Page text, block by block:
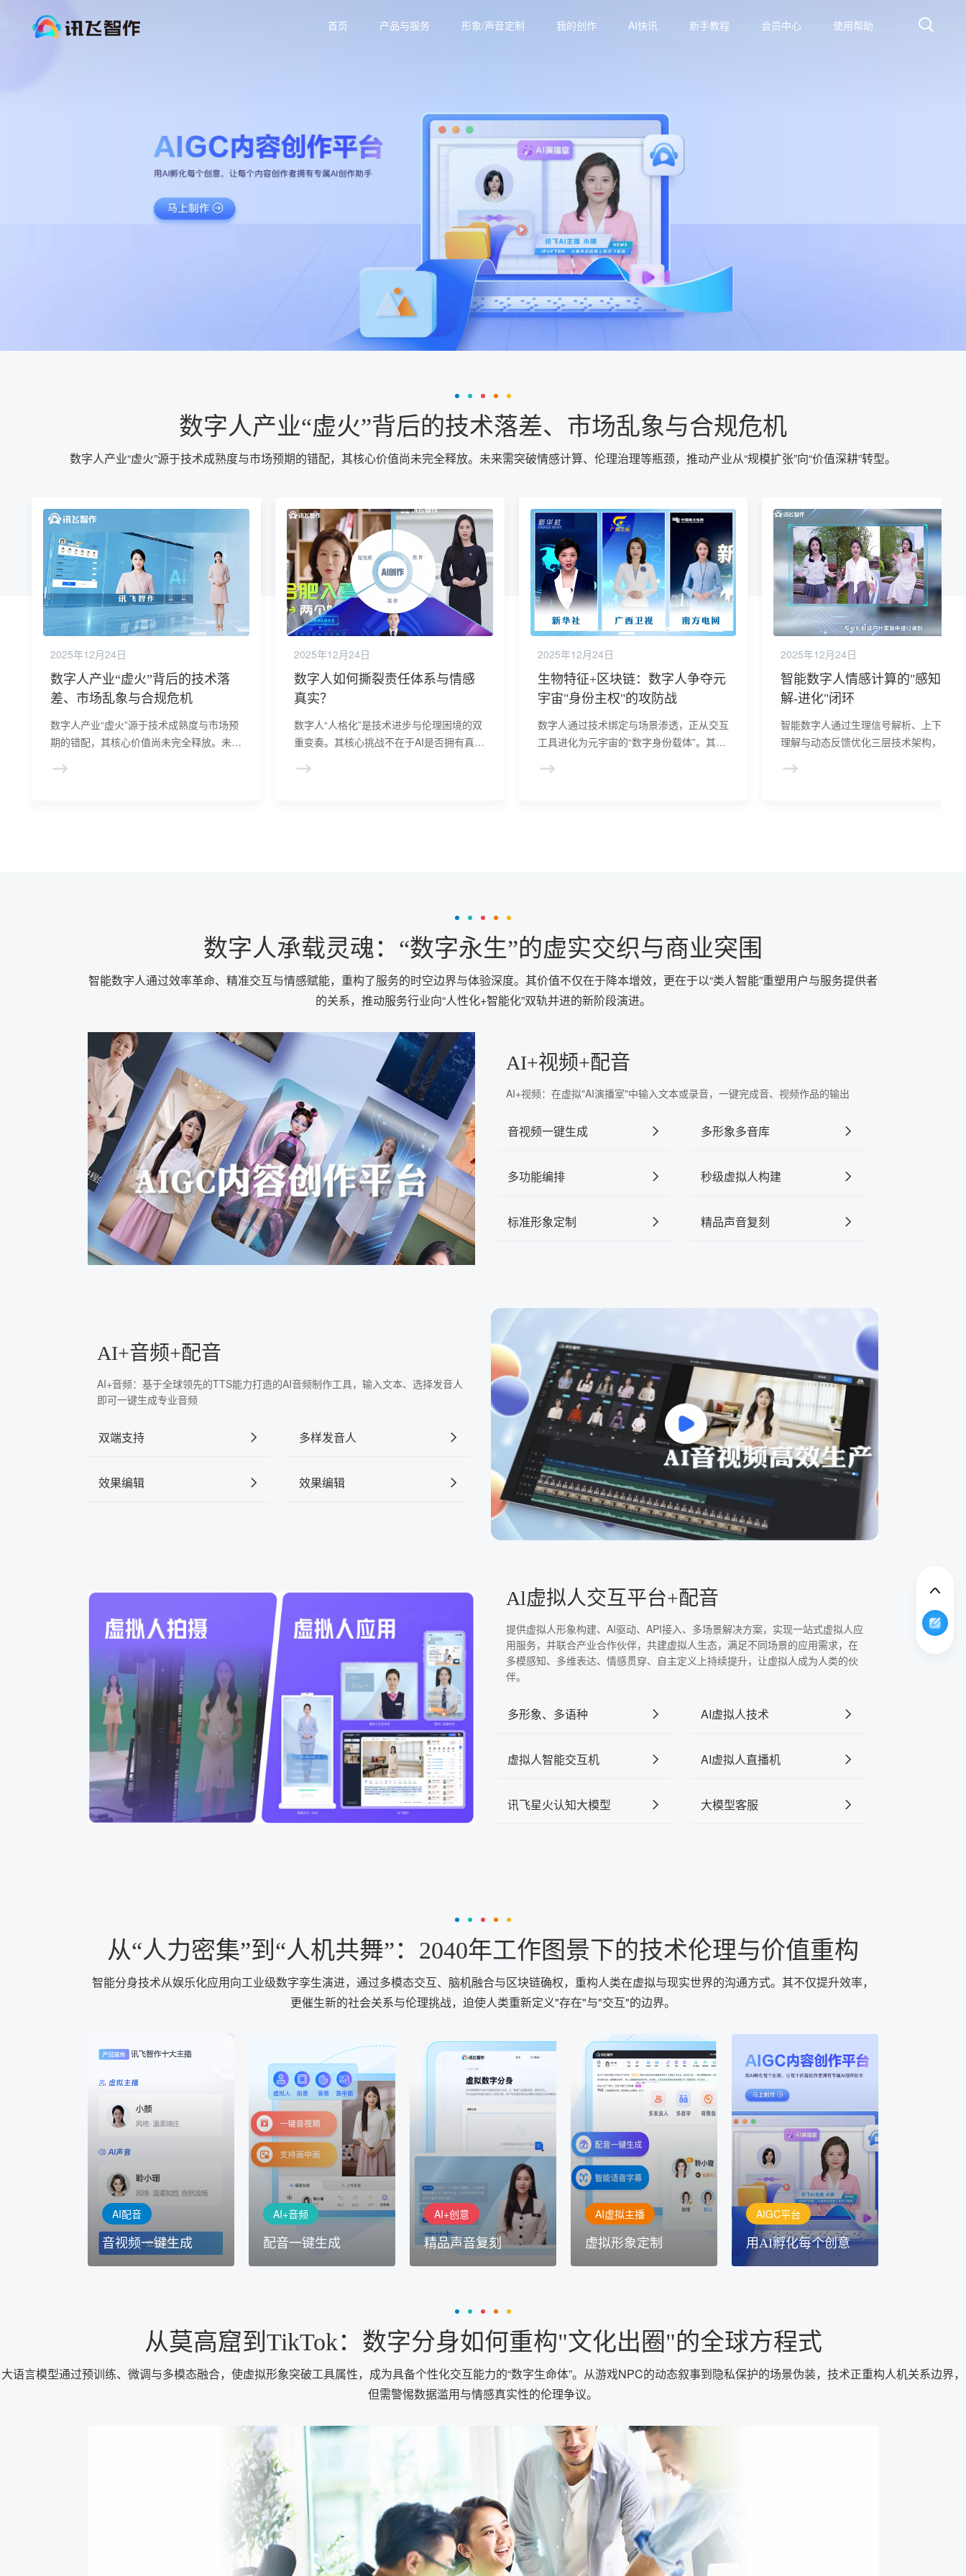
首页 产品与服务 形象/声音定制 我的创作 AI快讯 新手教程 会员中心 使用帮助
数字人产业“虚火”背后的技术落差、市场乱象与合规危机
数字人产业“虚火”源于技术成熟度与市场预期的错配，其核心价值尚未完全释放。未来需突破情感计算、伦理治理等瓶颈，推动产业从“规模扩张”向“价值深耕”转型。
2025年12月24日
数字人产业“虚火”背后的技术落
差、市场乱象与合规危机
数字人产业“虚火”源于技术成熟度与市场预
期的错配，其核心价值尚未完全释放。未来
业从“规模扩张”向“价值深耕”转型。
2025年12月24日
数字人如何撕裂责任体系与情感
真实？
数字人“人格化”是技术进步与伦理困境的双
重变奏。其核心挑战不在于AI是否拥有真实
时，守住责任归属、情感真实与人性尊严的
2025年12月24日
生物特征+区块链：数字人争夺元
宇宙"身份主权"的攻防战
数字人通过技术绑定与场景渗透，正从交互
工具进化为元宇宙的“数字身份载体”。其能
完善与跨平台标准统一，但无论如何，数字
2025年12月24日
智能数字人情感计算的"感知-理
解-进化"闭环
智能数字人通过生理信号解析、上下文语
理解与动态反馈优化三层技术架构，实现
破不仅重塑了人机交互体验，更让数字人
数字人承载灵魂：“数字永生”的虚实交织与商业突围
智能数字人通过效率革命、精准交互与情感赋能，重构了服务的时空边界与体验深度。其价值不仅在于降本增效，更在于以“类人智能”重塑用户与服务提供者
的关系，推动服务行业向“人性化+智能化”双轨并进的新阶段演进。
AI+视频+配音
AI+视频：在虚拟"AI演播室"中输入文本或录音，一键完成音、视频作品的输出
音视频一键生成 多形象多音库
多功能编排 秒级虚拟人构建
标准形象定制 精品声音复刻
AI+音频+配音
AI+音频：基于全球领先的TTS能力打造的AI音频制作工具，输入文本、选择发音人
即可一键生成专业音频
双端支持 多样发音人
效果编辑 效果编辑
Al虚拟人交互平台+配音
提供虚拟人形象构建、AI驱动、API接入、多场景解决方案，实现一站式虚拟人应
用服务，并联合产业合作伙伴，共建虚拟人生态，满足不同场景的应用需求，在
多模感知、多维表达、情感贯穿、自主定义上持续提升，让虚拟人成为人类的伙
伴。
多形象、多语种 AI虚拟人技术
虚拟人智能交互机 AI虚拟人直播机
讯飞星火认知大模型 大模型客服
从“人力密集”到“人机共舞”：2040年工作图景下的技术伦理与价值重构
智能分身技术从娱乐化应用向工业级数字孪生演进，通过多模态交互、脑机融合与区块链确权，重构人类在虚拟与现实世界的沟通方式。其不仅提升效率，
更催生新的社会关系与伦理挑战，迫使人类重新定义"存在"与"交互"的边界。
AI配音
音视频一键生成
音视频一键生成
AI+视频：在虚拟"AI演播
键完成音、视频作品的输出
AI+音频
配音一键生成
AI+音频
配音一键生成
AI+音频：基于全球领先的
TTS能力打造的AI音频制作
工具，输入文本、选择发音
人即可一键生成专业音频
AI+创意
精品声音复刻
AI+创意
精品声音复刻
AI+创意：AIGC 能力集中展
示窗口，体验 AIGC 给生活
AI虚拟主播
虚拟形象定制
虚拟形象定制
讯飞智作：让每一个内容创
作者高效生产灵活定制
AIGC平台
用AI孵化每个创意
AIGC平台
用AI孵化每个创意
讯飞AIGC平台：让每个创
作者都拥有自己的专注AI创
作助手
从莫高窟到TikTok：数字分身如何重构"文化出圈"的全球方程式
大语言模型通过预训练、微调与多模态融合，使虚拟形象突破工具属性，成为具备个性化交互能力的“数字生命体”。从游戏NPC的动态叙事到隐私保护的场景伪装，技术正重构人机关系边界，
但需警惕数据滥用与情感真实性的伦理争议。